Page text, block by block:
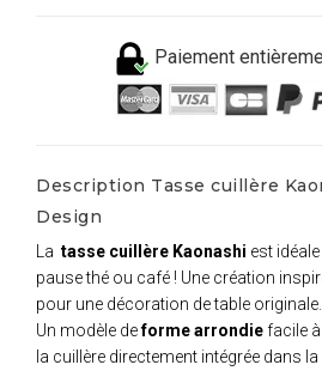
Paiement
Description Tasse cuillère
Design
La tasse cuillère Kaonashi est
pause thé ou café ! Une création
pour une décoration de table originale.
Un modèle deforme arrondiefacile
la cuillère directement intégrée dans la